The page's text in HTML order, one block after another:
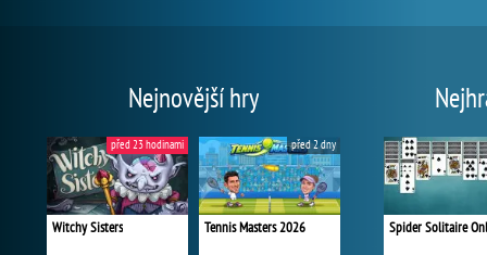
Nejnovější hry
Witchy Sisters
před 23 hodinami
Tennis Masters 2026
před 2 dny
Spider Solitaire